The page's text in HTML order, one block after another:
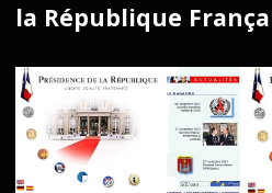
la République